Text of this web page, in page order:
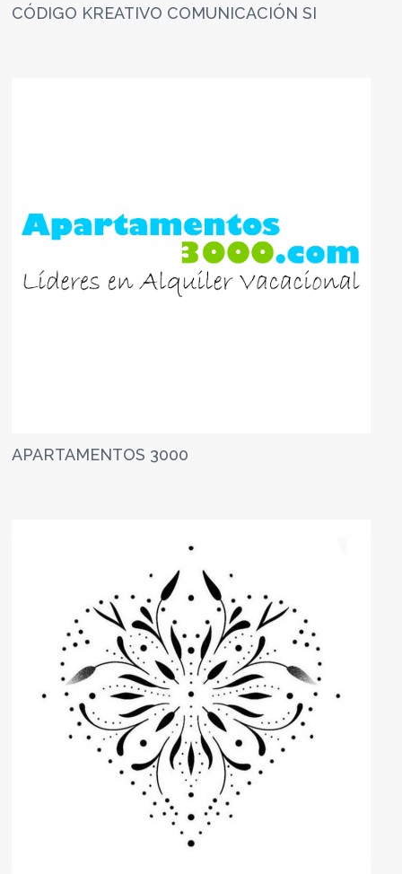
CÓDIGO KREATIVO COMUNICACIÓN SI
APARTAMENTOS 3000